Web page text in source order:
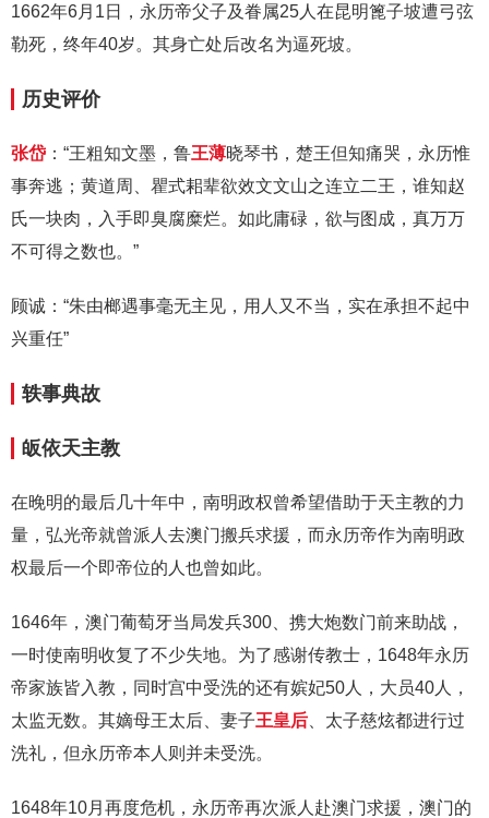
1662年6月1日，永历帝父子及眷属25人在昆明篦子坡遭弓弦
勒死，终年40岁。其身亡处后改名为逼死坡。
历史评价
张岱 ：“王粗知文墨，鲁王薄晓琴书，楚王但知痛哭，永历惟
事奔逃；黄道周、瞿式耜辈欲效文文山之连立二王，谁知赵
氏一块肉，入手即臭腐糜烂。如此庸碌，欲与图成，真万万
不可得之数也。”
顾诚：“朱由榔遇事毫无主见，用人又不当，实在承担不起中
兴重任”
轶事典故
皈依天主教
在晚明的最后几十年中，南明政权曾希望借助于天主教的力
量，弘光帝就曾派人去澳门搬兵求援，而永历帝作为南明政
权最后一个即帝位的人也曾如此。
1646年，澳门葡萄牙当局发兵300、携大炮数门前来助战，
一时使南明收复了不少失地。为了感谢传教士，1648年永历
帝家族皆入教，同时宫中受洗的还有嫔妃50人，大员40人，
太监无数。其嫡母王太后、妻子王皇后 、太子慈炫都进行过
洗礼，但永历帝本人则并未受洗。
1648年10月再度危机，永历帝再次派人赴澳门求援，澳门的